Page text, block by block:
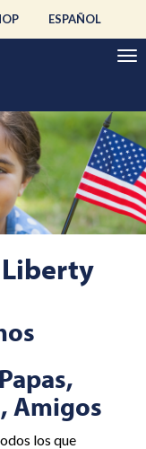
ESPAÑOL
Liberty
Amigos
los que